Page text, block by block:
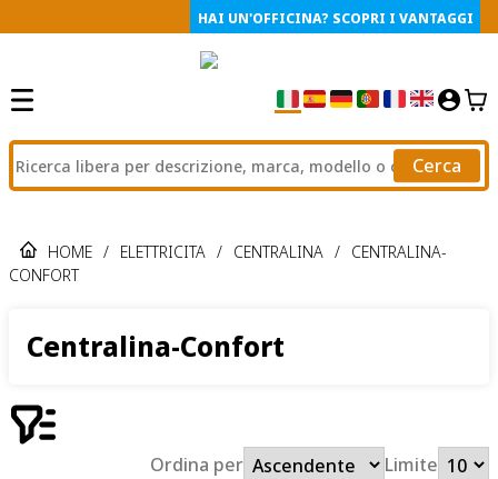
HAI UN'OFFICINA? SCOPRI I VANTAGGI
Cerca
HOME / ELETTRICITA / CENTRALINA / CENTRALINA-
CONFORT
Centralina-Confort
Ordina per Limite